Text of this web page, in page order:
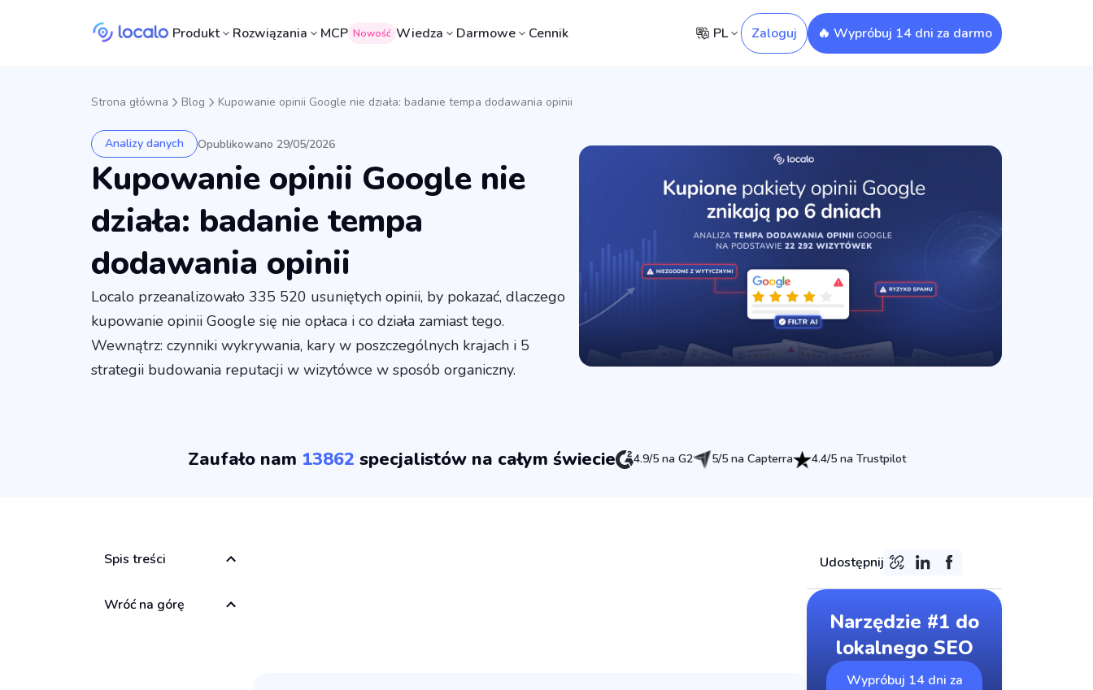
Produkt Rozwiązania MCP Nowość Wiedza Darmowe Cennik PL Zaloguj 🔥 Wypróbuj 14 dni za darmo
Strona główna Blog Kupowanie opinii Google nie działa: badanie tempa dodawania opinii
Analizy danych Opublikowano 29/05/2026
Kupowanie opinii Google nie
działa: badanie tempa
dodawania opinii
Localo przeanalizowało 335 520 usuniętych opinii, by pokazać, dlaczego
kupowanie opinii Google się nie opłaca i co działa zamiast tego.
Wewnątrz: czynniki wykrywania, kary w poszczególnych krajach i 5
strategii budowania reputacji w wizytówce w sposób organiczny.
Zaufało nam 13862 specjalistów na całym świecie 4.9/5 na G2 5/5 na Capterra 4.4/5 na Trustpilot
Spis treści
Wróć na górę
Udostępnij
Narzędzie #1 do
lokalnego SEO
Wypróbuj 14 dni za